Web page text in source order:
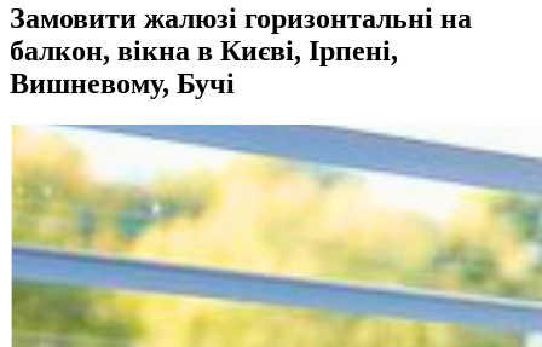
Замовити жалюзі горизонтальні на
балкон, вікна в Києві, Ірпені,
Вишневому, Бучі